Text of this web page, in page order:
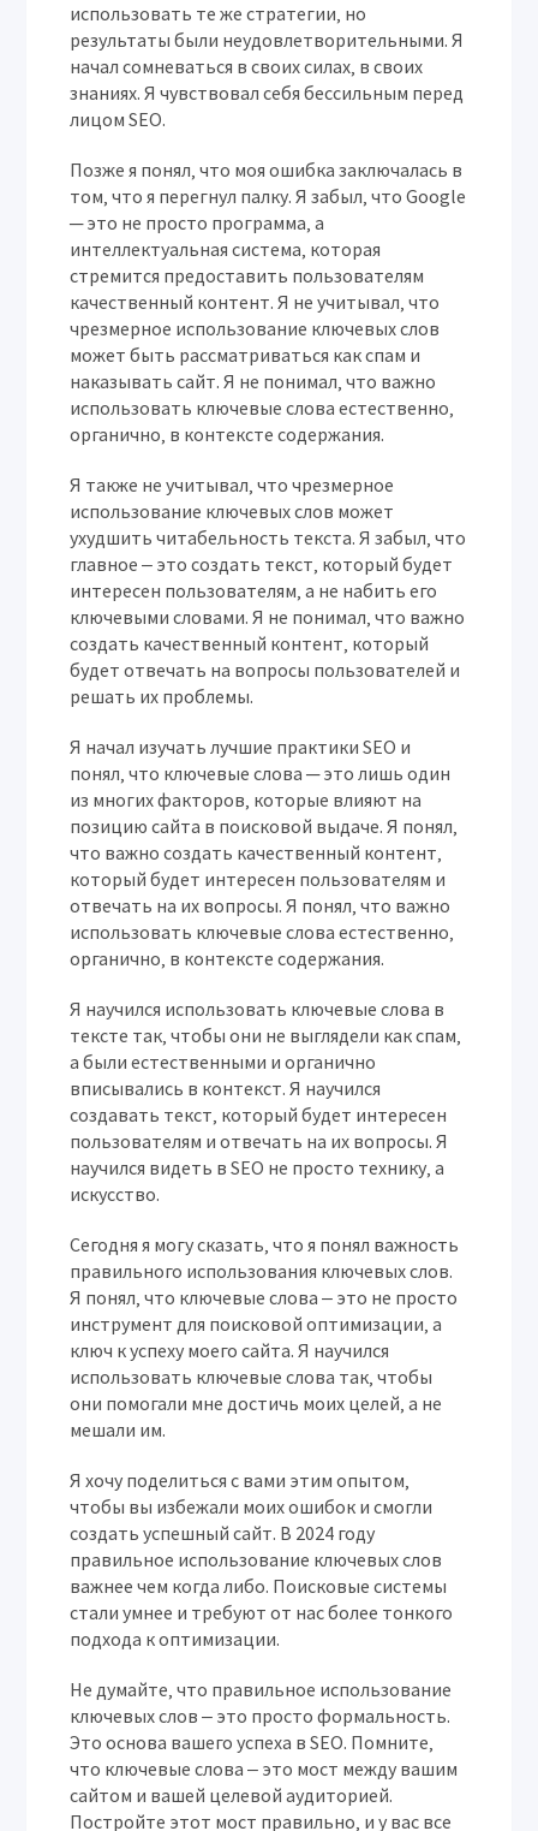
использовать те же стратегии‚ но
результаты были неудовлетворительными. Я
начал сомневаться в своих силах‚ в своих
знаниях. Я чувствовал себя бессильным перед
лицом SEO.
Позже я понял‚ что моя ошибка заключалась в
том‚ что я перегнул палку. Я забыл‚ что Google
─ это не просто программа‚ а
интеллектуальная система‚ которая
стремится предоставить пользователям
качественный контент. Я не учитывал‚ что
чрезмерное использование ключевых слов
может быть рассматриваться как спам и
наказывать сайт. Я не понимал‚ что важно
использовать ключевые слова естественно‚
органично‚ в контексте содержания.
Я также не учитывал‚ что чрезмерное
использование ключевых слов может
ухудшить читабельность текста. Я забыл‚ что
главное ‒ это создать текст‚ который будет
интересен пользователям‚ а не набить его
ключевыми словами. Я не понимал‚ что важно
создать качественный контент‚ который
будет отвечать на вопросы пользователей и
решать их проблемы.
Я начал изучать лучшие практики SEO и
понял‚ что ключевые слова ─ это лишь один
из многих факторов‚ которые влияют на
позицию сайта в поисковой выдаче. Я понял‚
что важно создать качественный контент‚
который будет интересен пользователям и
отвечать на их вопросы. Я понял‚ что важно
использовать ключевые слова естественно‚
органично‚ в контексте содержания.
Я научился использовать ключевые слова в
тексте так‚ чтобы они не выглядели как спам‚
а были естественными и органично
вписывались в контекст. Я научился
создавать текст‚ который будет интересен
пользователям и отвечать на их вопросы. Я
научился видеть в SEO не просто технику‚ а
искусство.
Сегодня я могу сказать‚ что я понял важность
правильного использования ключевых слов.
Я понял‚ что ключевые слова ‒ это не просто
инструмент для поисковой оптимизации‚ а
ключ к успеху моего сайта. Я научился
использовать ключевые слова так‚ чтобы
они помогали мне достичь моих целей‚ а не
мешали им.
Я хочу поделиться с вами этим опытом‚
чтобы вы избежали моих ошибок и смогли
создать успешный сайт. В 2024 году
правильное использование ключевых слов
важнее чем когда либо. Поисковые системы
стали умнее и требуют от нас более тонкого
подхода к оптимизации.
Не думайте‚ что правильное использование
ключевых слов ‒ это просто формальность.
Это основа вашего успеха в SEO. Помните‚
что ключевые слова ‒ это мост между вашим
сайтом и вашей целевой аудиторией.
Постройте этот мост правильно‚ и у вас все